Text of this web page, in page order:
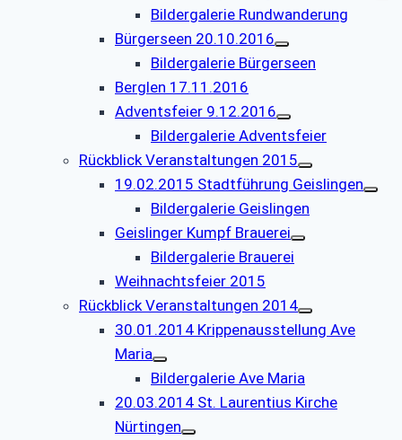
Bildergalerie Rundwanderung
Bürgerseen 20.10.2016
Bildergalerie Bürgerseen
Berglen 17.11.2016
Adventsfeier 9.12.2016
Bildergalerie Adventsfeier
Rückblick Veranstaltungen 2015
19.02.2015 Stadtführung Geislingen
Bildergalerie Geislingen
Geislinger Kumpf Brauerei
Bildergalerie Brauerei
Weihnachtsfeier 2015
Rückblick Veranstaltungen 2014
30.01.2014 Krippenausstellung Ave
Maria
Bildergalerie Ave Maria
20.03.2014 St. Laurentius Kirche
Nürtingen